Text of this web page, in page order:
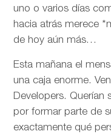
uno o varios días
hacia atrás merece
de hoy aún más…
Esta mañana el
una caja enorme.
Developers. Querían
por formar parte de
exactamente qué